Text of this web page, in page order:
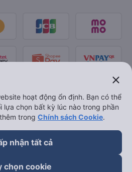
close
hoạt động ổn định. Bạn có thể
lựa chọn bất kỳ lúc nào trong phần
trong Chính sách Cookie.
nhận tất cả
chọn cookie